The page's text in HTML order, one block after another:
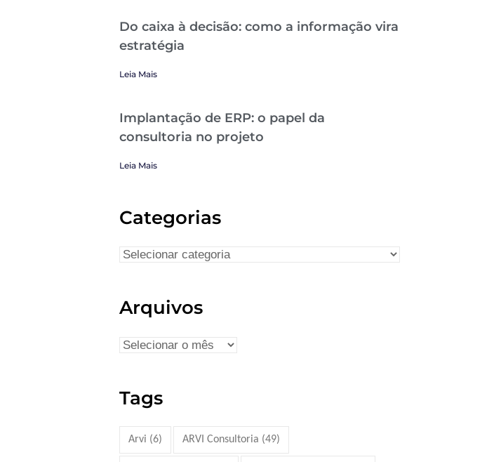
Do caixa à decisão: como a informação vira
estratégia
Leia Mais
Implantação de ERP: o papel da
consultoria no projeto
Leia Mais
Categorias
Arquivos
Tags
Arvi (6) ARVI Consultoria (49)